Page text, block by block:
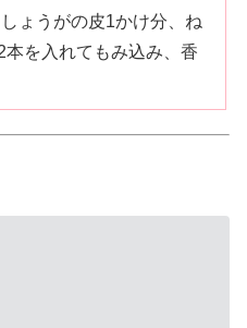
ょうがの皮1かけ分、ね
を入れてもみ込み、香